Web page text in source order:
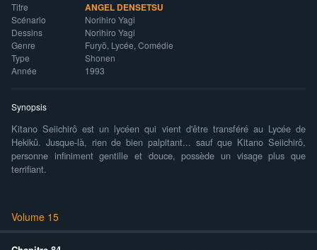
Titre ANGEL DENSETSU
Scénario
Norihiro Yagi
Dessins
Norihiro Yagi
Genre
Furyō, Lycée, Comédie
Type
Shonen
Année
1993
Synopsis
Kitano Seiichirô est un lycéen qui vient d'être transféré au Lycée de
Hekikû. Jusque-là, rien de bien palpitant... sauf que Kitano Seiichirô,
personne infiniment gentille et douce, possède un visage plus que
terrifiant.
Volume 15